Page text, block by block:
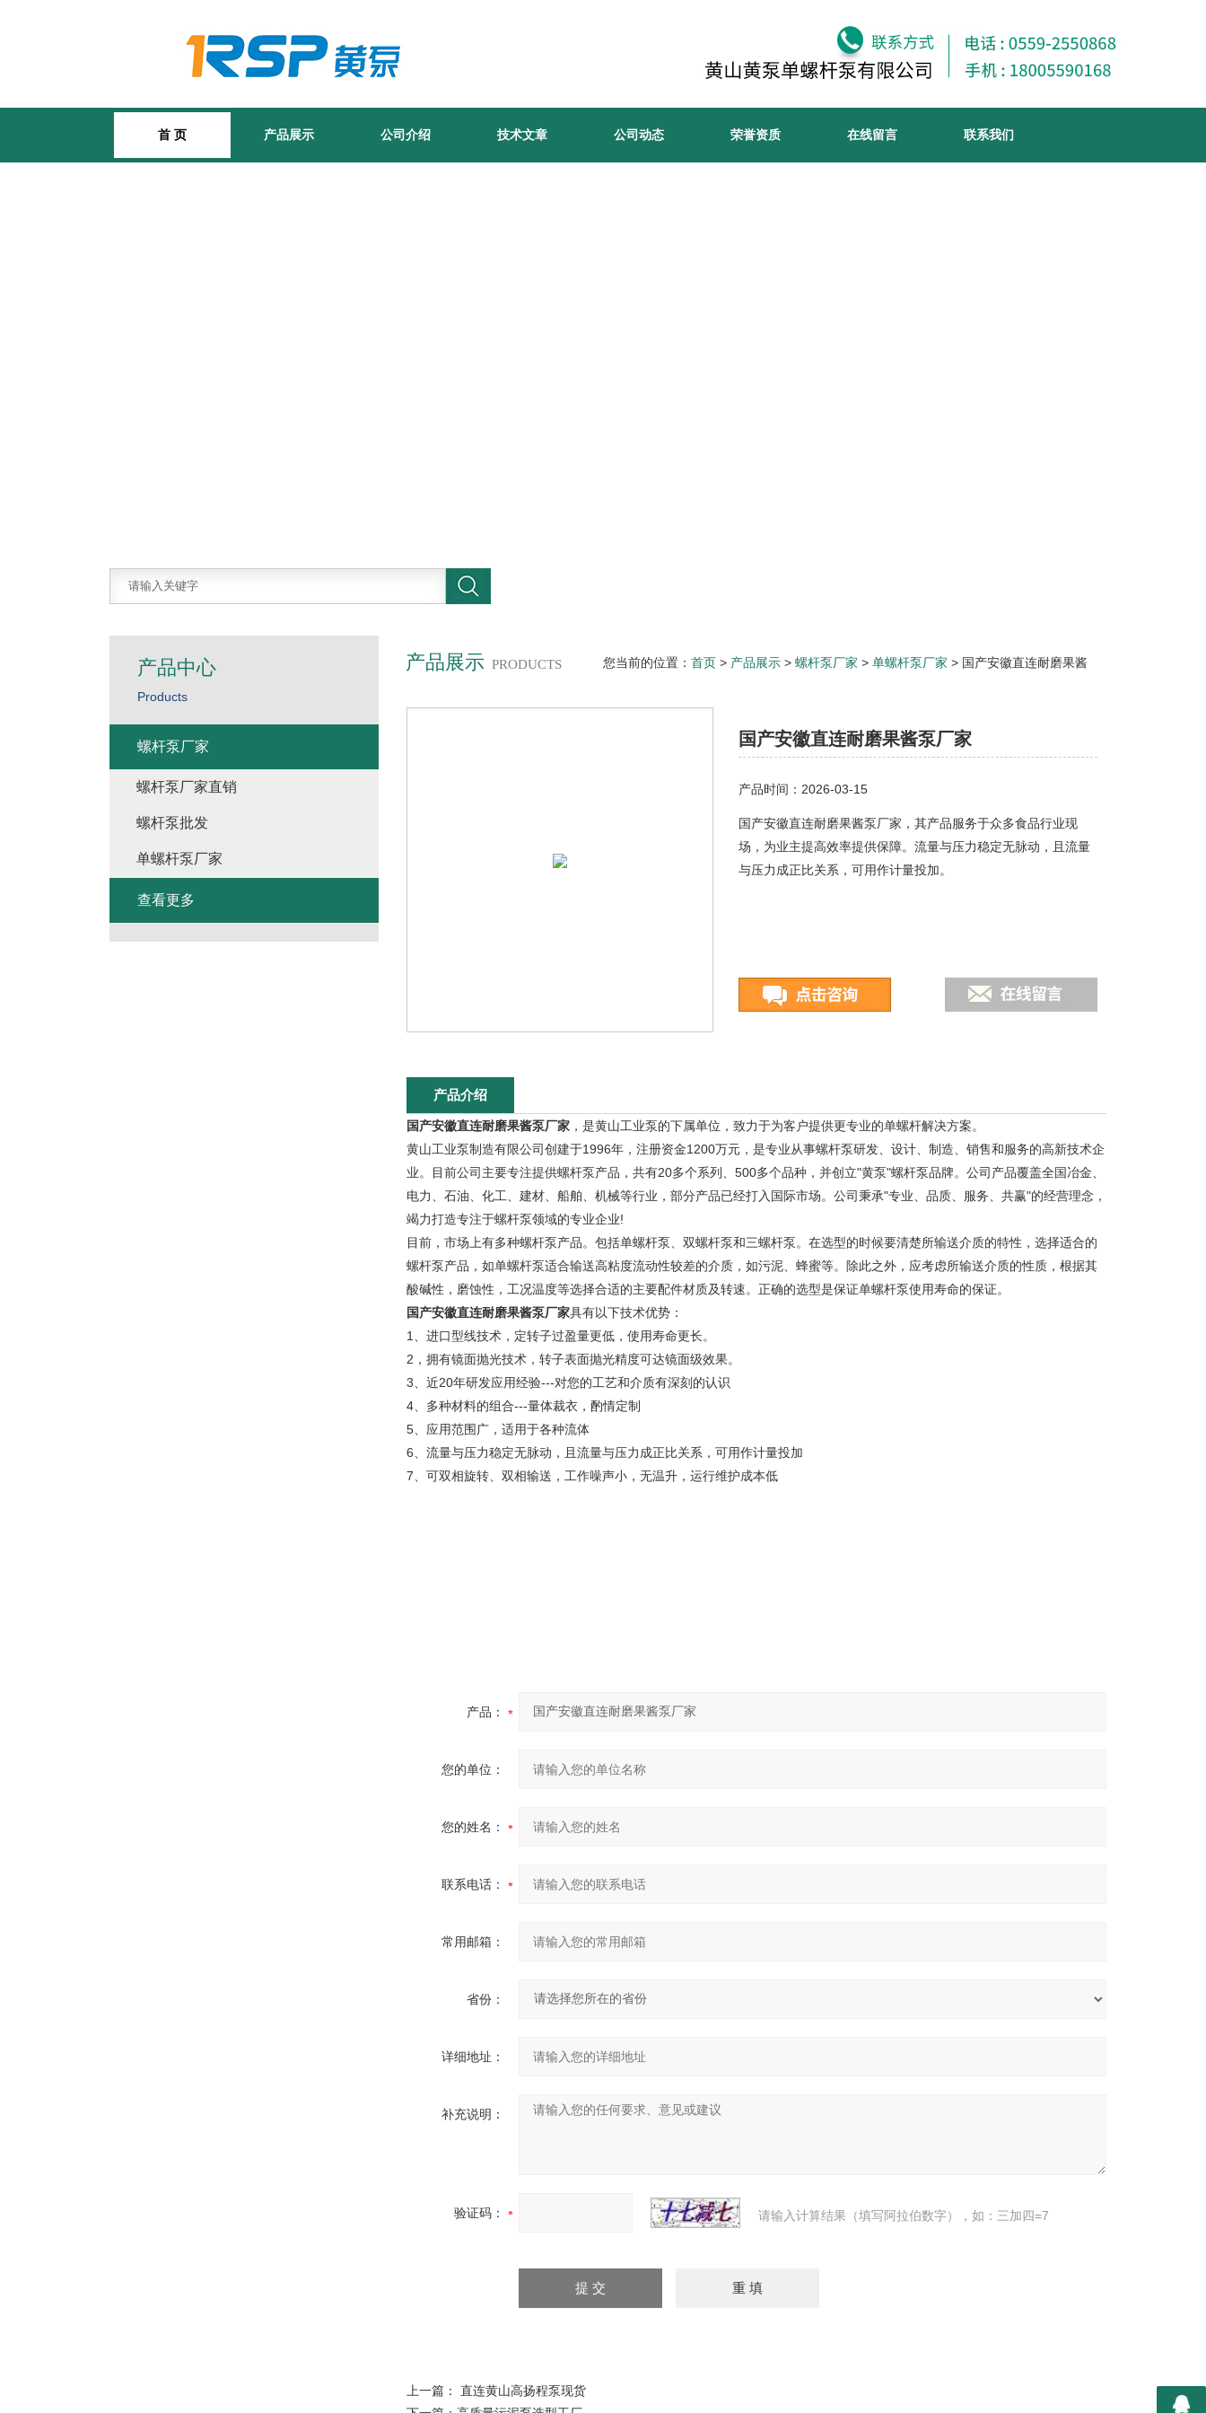
首 页 产品展示 公司介绍 技术文章 公司动态 荣誉资质 在线留言 联系我们
产品展示 PRODUCTS 您当前的位置： 首页 > 产品展示 > 螺杆泵厂家 > 单螺杆泵厂家 > 国产安徽直连耐磨果酱
国产安徽直连耐磨果酱泵厂家
产品时间：2026-03-15
国产安徽直连耐磨果酱泵厂家，其产品服务于众多食品行业现
场，为业主提高效率提供保障。流量与压力稳定无脉动，且流量
与压力成正比关系，可用作计量投加。
产品介绍
国产安徽直连耐磨果酱泵厂家 ，是黄山工业泵的下属单位，致力于为客户提供更专业的单螺杆解决方案。
黄山工业泵制造有限公司创建于1996年，注册资金1200万元，是专业从事螺杆泵研发、设计、制造、销售和服务的高新技术企
业。目前公司主要专注提供螺杆泵产品，共有20多个系列、500多个品种，并创立"黄泵"螺杆泵品牌。公司产品覆盖全国冶金、
电力、石油、化工、建材、船舶、机械等行业，部分产品已经打入国际市场。公司秉承"专业、品质、服务、共赢"的经营理念，
竭力打造专注于螺杆泵领域的专业企业!
目前，市场上有多种螺杆泵产品。包括单螺杆泵、双螺杆泵和三螺杆泵。在选型的时候要清楚所输送介质的特性，选择适合的
螺杆泵产品，如单螺杆泵适合输送高粘度流动性较差的介质，如污泥、蜂蜜等。除此之外，应考虑所输送介质的性质，根据其
酸碱性，磨蚀性，工况温度等选择合适的主要配件材质及转速。正确的选型是保证单螺杆泵使用寿命的保证。
国产安徽直连耐磨果酱泵厂家具有以下技术优势：
1、进口型线技术，定转子过盈量更低，使用寿命更长。
2，拥有镜面抛光技术，转子表面抛光精度可达镜面级效果。
3、近20年研发应用经验---对您的工艺和介质有深刻的认识
4、多种材料的组合---量体裁衣，酌情定制
5、应用范围广，适用于各种流体
6、流量与压力稳定无脉动，且流量与压力成正比关系，可用作计量投加
7、可双相旋转、双相输送，工作噪声小，无温升，运行维护成本低
产品：
您的单位：
您的姓名：
联系电话：
常用邮箱：
省份：
详细地址：
补充说明：
验证码： 请输入计算结果（填写阿拉伯数字），如：三加四=7
上一篇： 直连黄山高扬程泵现货
产品中心
Products
螺杆泵厂家
螺杆泵厂家直销
螺杆泵批发
单螺杆泵厂家
查看更多